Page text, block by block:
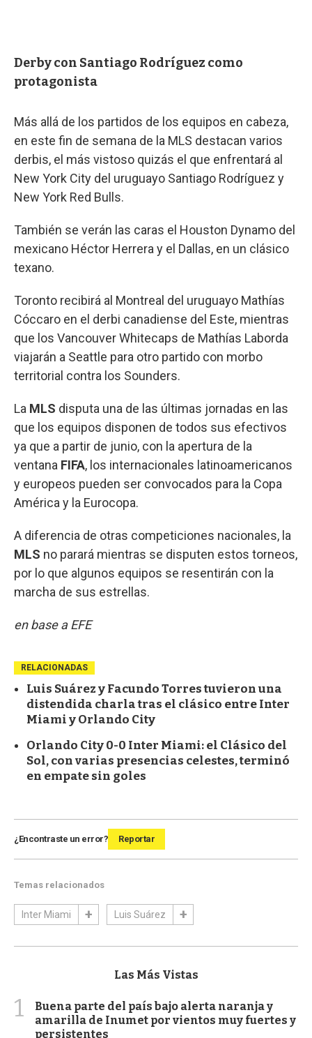
Derby con Santiago Rodríguez como
protagonista
Más allá de los partidos de los equipos en cabeza,
en este fin de semana de la MLS destacan varios
derbis, el más vistoso quizás el que enfrentará al
New York City del uruguayo Santiago Rodríguez y
New York Red Bulls.
También se verán las caras el Houston Dynamo del
mexicano Héctor Herrera y el Dallas, en un clásico
texano.
Toronto recibirá al Montreal del uruguayo Mathías
Cóccaro en el derbi canadiense del Este, mientras
que los Vancouver Whitecaps de Mathías Laborda
viajarán a Seattle para otro partido con morbo
territorial contra los Sounders.
La MLS disputa una de las últimas jornadas en las
que los equipos disponen de todos sus efectivos
ya que a partir de junio, con la apertura de la
ventana FIFA, los internacionales latinoamericanos
y europeos pueden ser convocados para la Copa
América y la Eurocopa.
A diferencia de otras competiciones nacionales, la
MLS no parará mientras se disputen estos torneos,
por lo que algunos equipos se resentirán con la
marcha de sus estrellas.
en base a EFE
RELACIONADAS
Luis Suárez y Facundo Torres tuvieron una
distendida charla tras el clásico entre Inter
Miami y Orlando City
Orlando City 0-0 Inter Miami: el Clásico del
Sol, con varias presencias celestes, terminó
en empate sin goles
¿Encontraste un error? Reportar
Temas relacionados
Inter Miami Luis Suárez
Las Más Vistas
1
Buena parte del país bajo alerta naranja y
amarilla de Inumet por vientos muy fuertes y
persistentes